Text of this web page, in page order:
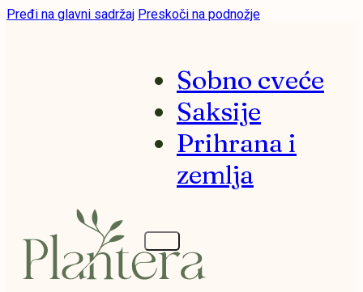
Pređi na glavni sadržaj Preskoči na podnožje
Sobno cveće
Saksije
Prihrana i
zemlja